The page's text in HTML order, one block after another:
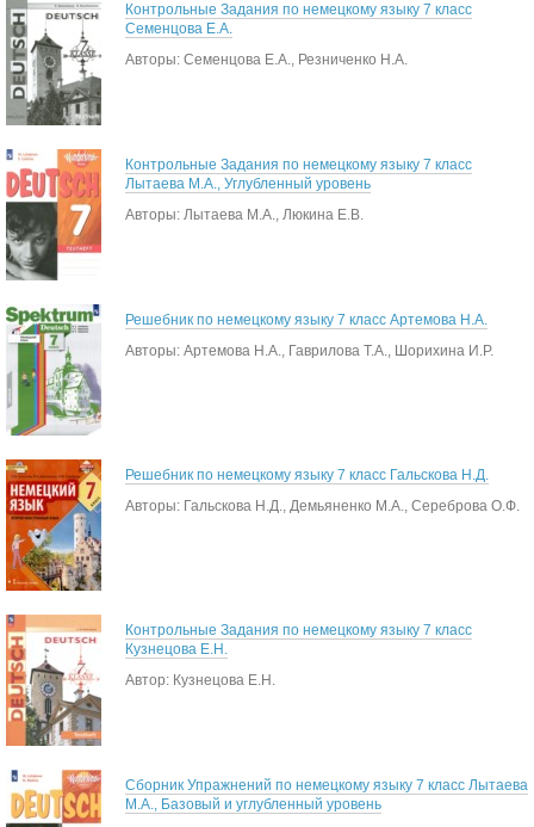
Контрольные Задания по немецкому языку 7 класс
Семенцова Е.А.
Авторы: Семенцова Е.А., Резниченко Н.А.
Контрольные Задания по немецкому языку 7 класс
Лытаева М.А., Углубленный уровень
Авторы: Лытаева М.А., Люкина Е.В.
Решебник по немецкому языку 7 класс Артемова Н.А.
Авторы: Артемова Н.А., Гаврилова Т.А., Шорихина И.Р.
Решебник по немецкому языку 7 класс Гальскова Н.Д.
Авторы: Гальскова Н.Д., Демьяненко М.А., Сереброва О.Ф.
Контрольные Задания по немецкому языку 7 класс
Кузнецова Е.Н.
Автор: Кузнецова Е.Н.
Сборник Упражнений по немецкому языку 7 класс Лытаева
М.А., Базовый и углубленный уровень